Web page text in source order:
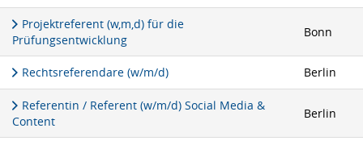
Projektreferent (w,m,d) für die
Prüfungsentwicklung
Bonn
Rechtsreferendare (w/m/d) Berlin
Referentin / Referent (w/m/d) Social Media &
Content
Berlin